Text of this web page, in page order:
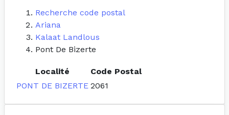
Recherche code postal
Ariana
Kalaat Landlous
Pont De Bizerte
Localité
Code Postal
PONT DE BIZERTE 2061